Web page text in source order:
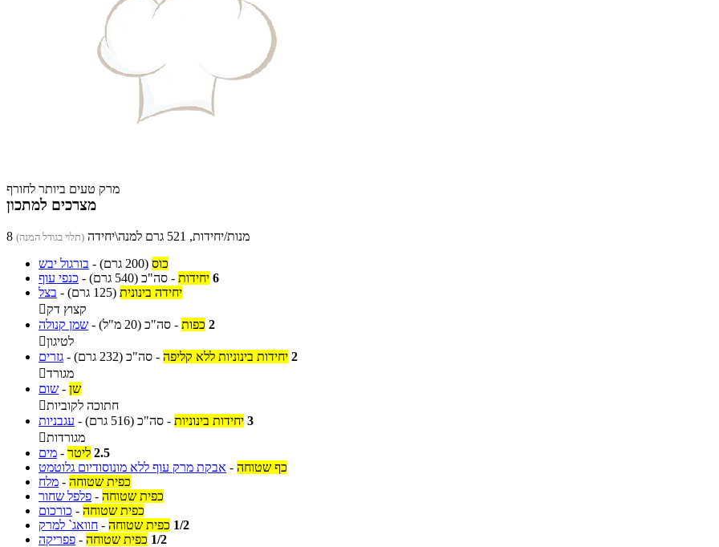
מרק טעים ביותר לחורף
מצרכים למתכון
8 מנות/יחידות, 521 גרם למנה\יחידה (תלוי בגודל המנה)
בורגול יבש - כוס (200 גרם)
כנפי עוף - 6 יחידות - סה"כ (540 גרם)
בצל - יחידה בינונית (125 גרם)
קצוץ דק
שמן קנולה - 2 כפות - סה"כ (20 מ"ל)
לטיגון
גזרים - 2 יחידות בינוניות ללא קליפה - סה"כ (232 גרם)
מגורד
שום - שן
חתוכה לקוביות
עגבניות - 3 יחידות בינוניות - סה"כ (516 גרם)
מגורדות
מים - 2.5 ליטר
אבקת מרק עוף ללא מונוסודיום גלוטמט - כף שטוחה
מלח - כפית שטוחה
פלפל שחור - כפית שטוחה
כורכום - כפית שטוחה
חוואג` למרק - 1/2 כפית שטוחה
פפריקה - 1/2 כפית שטוחה